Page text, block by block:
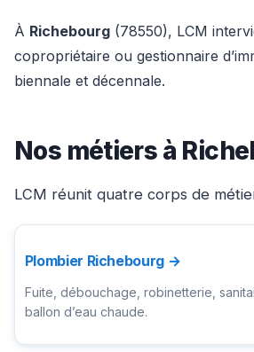
À Richebourg (78550), LCM
copropriétaire ou gestionnaire
biennale et décennale.
Nos métiers à
LCM réunit quatre corps de
Plombier Richebourg →
Fuite, débouchage, robinetterie,
ballon d’eau chaude.